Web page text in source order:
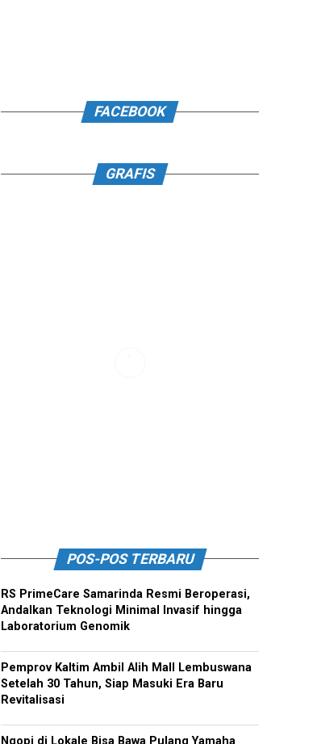
FACEBOOK
GRAFIS
POS-POS TERBARU
RS PrimeCare Samarinda Resmi Beroperasi,
Andalkan Teknologi Minimal Invasif hingga
Laboratorium Genomik
Pemprov Kaltim Ambil Alih Mall Lembuswana
Setelah 30 Tahun, Siap Masuki Era Baru
Revitalisasi
Ngopi di Lokale Bisa Bawa Pulang Yamaha